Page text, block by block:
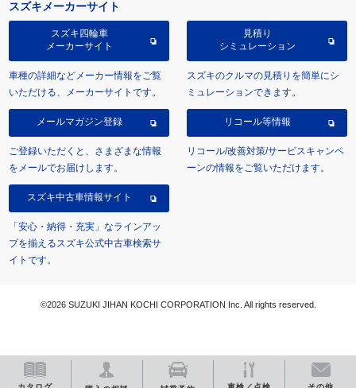
スズキメーカーサイト
スズキ四輪車
メーカーサイト
車種の詳細などメーカー情報をご覧
いただける、メーカーサイトです。
見積り
シミュレーション
スズキのクルマの見積りを簡単にシ
ミュレーションできます。
メールマガジン登録
ご登録いただくと、さまざまな情報
をメールでお届けします。
リコール等情報
リコール/改善対策/サービスキャンペ
ーンの情報をご覧いただけます。
スズキ中古車情報サイト
「安心・納得・充実」なラインアッ
プを揃えるスズキ公式中古車検索サ
イトです。
©2026 SUZUKI JIHAN KOCHI CORPORATION Inc. All rights reserved.